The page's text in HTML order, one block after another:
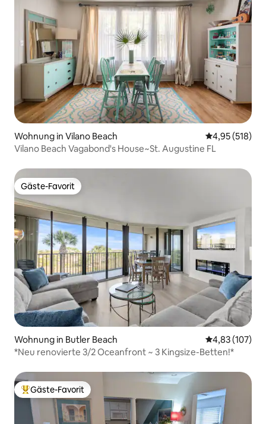
Wohnung in Vilano Beach
4,95 (518)
Vilano Beach Vagabond's House~St. Augustine FL
Gäste-Favorit
Gäste-Favorit
Wohnung in Butler Beach
4,83 (107)
*Neu renovierte 3/2 Oceanfront ~ 3 Kingsize-Betten!*
Beliebter Gäste-Favorit.
Gäste-Favorit